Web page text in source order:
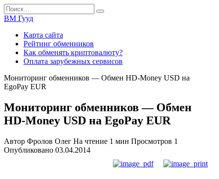
Перейти
к
содержанию
Search
for:
ВМ Гууд
Карта сайта
Рейтинг обменников
Как обменять криптовалюту?
Оплата зарубежных сервисов
Мониторинг обменников — Обмен HD-Money USD на
EgoPay EUR
Мониторинг обменников — Обмен
HD-Money USD на EgoPay EUR
Автор Фролов Олег На чтение 1 мин Просмотров 1
Опубликовано 03.04.2014